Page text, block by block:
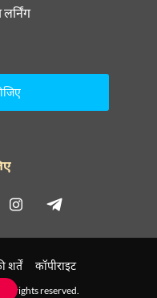
शर्तें कॉपीराइट
rights reserved.